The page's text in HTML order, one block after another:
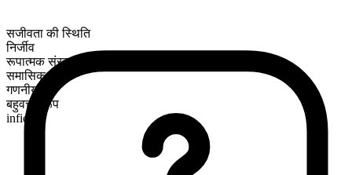
सजीवता की स्थिति
निर्जीव
रूपात्मक संरचना
समासिक
गणनीय
बहुवचन रूप
infields